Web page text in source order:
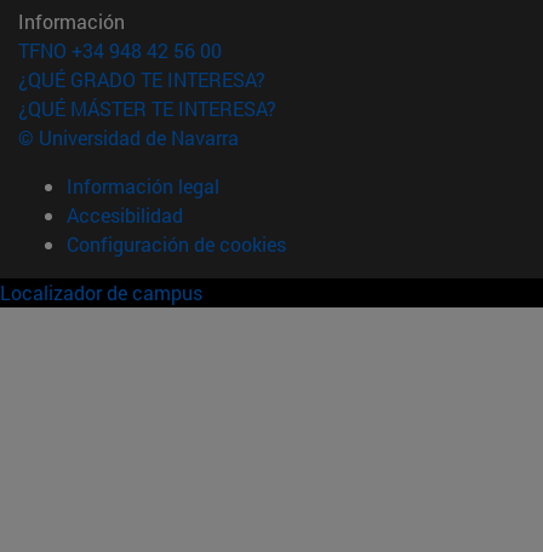
Información
TFNO +34 948 42 56 00
¿QUÉ GRADO TE INTERESA?
¿QUÉ MÁSTER TE INTERESA?
© Universidad de Navarra
Información legal
Accesibilidad
Configuración de cookies
Localizador de campus